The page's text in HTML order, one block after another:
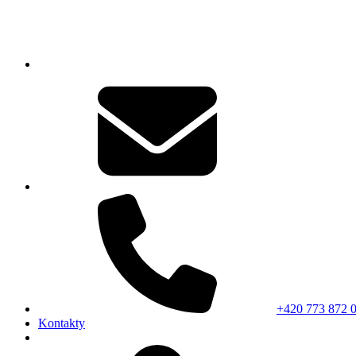
+420 773 872
Kontakty